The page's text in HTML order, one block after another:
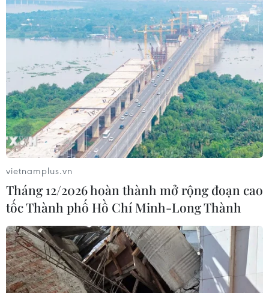
Về kinh tế, ngành lâm nghiệp góp phần lớn
vào xuất khẩu với gần 1 tỷ đô la Mỹ, chiếm
khoảng 80% xuất siêu của ngành nông
nghiệp và gần 60% xuất siêu của cả nước.
(Vietnam+)
vietnamplus.vn
Tháng 12/2026 hoàn thành mở rộng đoạn cao
tốc Thành phố Hồ Chí Minh-Long Thành